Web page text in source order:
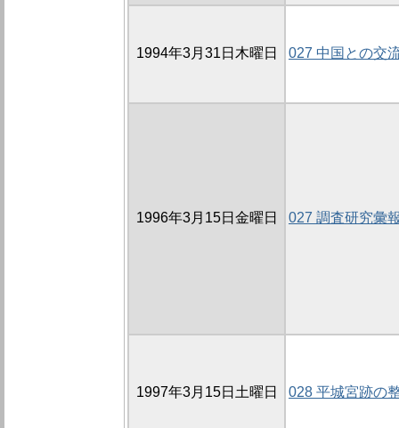
1994年3月31日木曜日 027 中国との交
1996年3月15日金曜日 027 調査研究彙
1997年3月15日土曜日 028 平城宮跡の